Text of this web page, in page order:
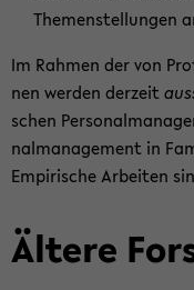
The­men­stel­lun­gen
Im Rah­men der von
nen wer­den der­zeit
schen
nal­ma­nage­ment in
Em­pi­ri­sche Ar­bei­ten
Äl­te­re